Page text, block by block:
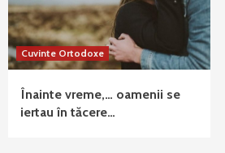
Cuvinte Ortodoxe
Înainte vreme,… oamenii se
iertau în tăcere…